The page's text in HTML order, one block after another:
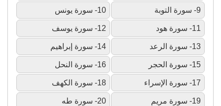
9- سورة التوبة 10- سورة يونس
11- سورة هود 12- سورة يوسف
13- سورة الرعد 14- سورة إبراهيم
15- سورة الحجر 16- سورة النحل
17- سورة الإسراء 18- سورة الكهف
19- سورة مريم 20- سورة طه